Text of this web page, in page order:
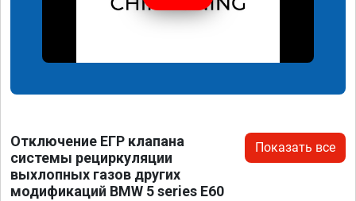
Отключение ЕГР клапана
системы рециркуляции
выхлопных газов других
модификаций BMW 5 series E60
Показать все